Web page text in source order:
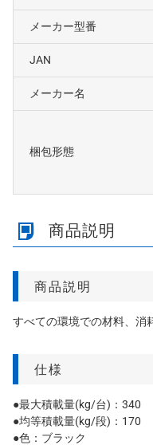
メーカー型番
JAN
メーカー名
梱包形態
商品説明
商品説明
すべての環境での材料、
仕様
●最大積載量(kg/台)：340
●均等積載量(kg/段)：170
●色：ブラック